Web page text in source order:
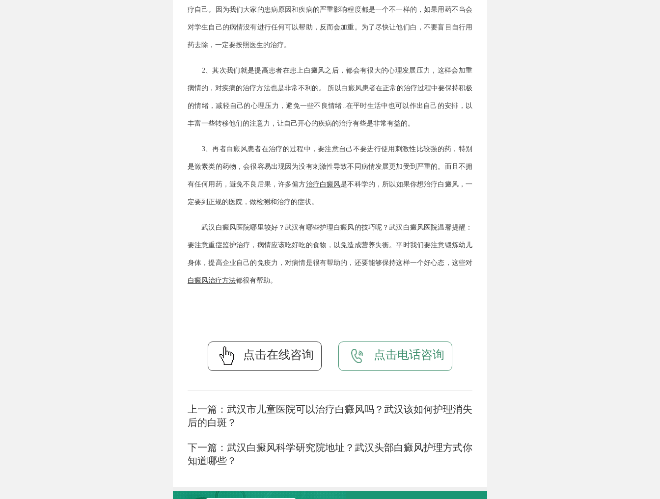
疗自己。因为我们大家的患病原因和疾病的严重影响程度都是一个不一样的，如果用药不当会
对学生自己的病情没有进行任何可以帮助，反而会加重。为了尽快让他们白，不要盲目自行用
药去除，一定要按照医生的治疗。
2、其次我们就是提高患者在患上白癜风之后，都会有很大的心理发展压力，这样会加重
病情的，对疾病的治疗方法也是非常不利的。 所以白癜风患者在正常的治疗过程中要保持积极
的情绪，减轻自己的心理压力，避免一些不良情绪..在平时生活中也可以作出自己的安排，以
丰富一些转移他们的注意力，让自己开心的疾病的治疗有些是非常有益的。
3、再者白癜风患者在治疗的过程中，要注意自己不要进行使用刺激性比较强的药，特别
是激素类的药物，会很容易出现因为没有刺激性导致不同病情发展更加受到严重的。而且不拥
有任何用药，避免不良后果，许多偏方治疗白癜风是不科学的，所以如果你想治疗白癜风，一
定要到正规的医院，做检测和治疗的症状。
武汉白癜风医院哪里较好？武汉有哪些护理白癜风的技巧呢？武汉白癜风医院温馨提醒：
要注意重症监护治疗，病情应该吃好吃的食物，以免造成营养失衡。平时我们要注意锻炼幼儿
身体，提高企业自己的免疫力，对病情是很有帮助的，还要能够保持这样一个好心态，这些对
白癜风治疗方法都很有帮助。
点击在线咨询 点击电话咨询
上一篇： 武汉市儿童医院可以治疗白癜风吗？武汉该如何护理消失
后的白斑？
下一篇： 武汉白癜风科学研究院地址？武汉头部白癜风护理方式你
知道哪些？